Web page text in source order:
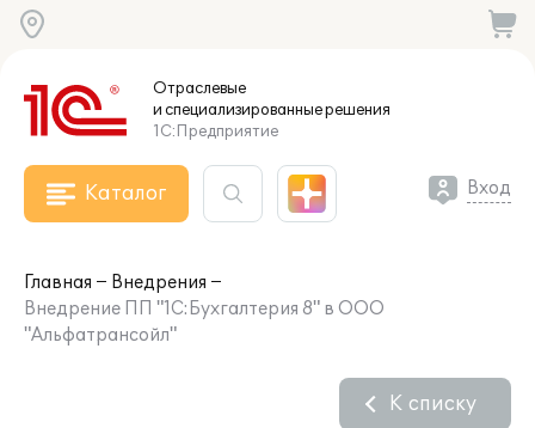
Отраслевые
и специализированныерешения
1С:Предприятие
Каталог Вход
Главная
Внедрения
Внедрение ПП "1С:Бухгалтерия 8" в ООО
"Альфатрансойл"
К списку